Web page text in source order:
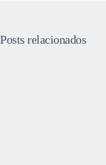
Posts relacionados